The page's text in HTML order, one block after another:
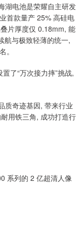
电池是荣耀自主研发
首款量产 25% 高硅电
片厚度仅 0.18mm, 能
航与极致轻薄的统一,
。
了“万次接力摔”挑战,
奇迹基因, 带来行业
用铁三角, 成功打造行
系列的 2 亿超清人像